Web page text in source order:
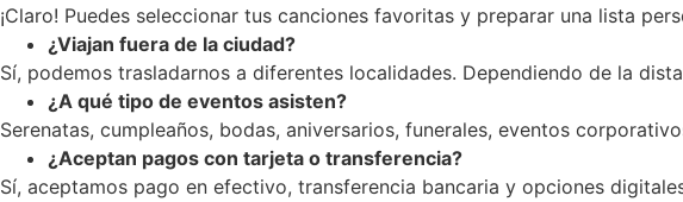
¡Claro! Puedes seleccionar tus canciones favoritas y preparar una lista
¿Viajan fuera de la ciudad?
Sí, podemos trasladarnos a diferentes localidades. Dependiendo de la
¿A qué tipo de eventos asisten?
Serenatas, cumpleaños, bodas, aniversarios, funerales, eventos
¿Aceptan pagos con tarjeta o transferencia?
Sí, aceptamos pago en efectivo, transferencia bancaria y opciones